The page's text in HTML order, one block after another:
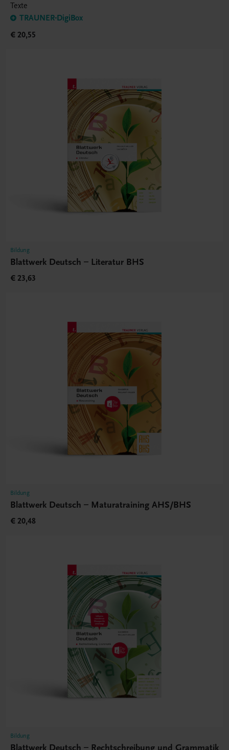
Texte
TRAUNER-DigiBox
€ 20,55
Bildung
Blattwerk Deutsch – Literatur BHS
€ 23,63
Bildung
Blattwerk Deutsch – Maturatraining AHS/BHS
€ 20,48
Bildung
Blattwerk Deutsch – Rechtschreibung und Grammatik